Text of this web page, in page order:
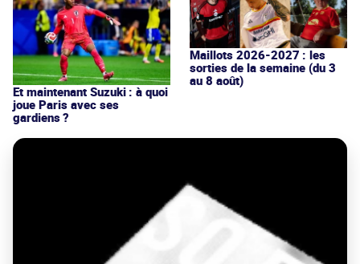
Et maintenant Suzuki : à quoi
joue Paris avec ses
gardiens ?
Maillots 2026-2027 : les
sorties de la semaine (du 3
au 8 août)